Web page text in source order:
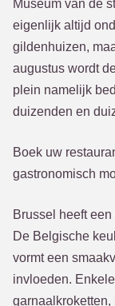
Museum van de
eigenlijk altijd
gildenhuizen,
augustus wordt
plein namelijk
duizenden en
Boek uw
gastronomisch
Brussel heeft
De Belgische
vormt een
invloeden.